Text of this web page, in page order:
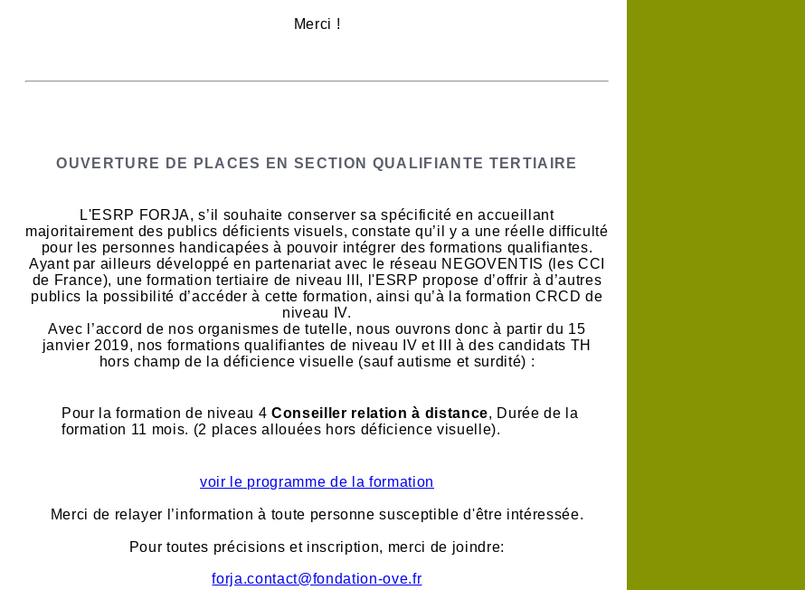
Merci !
OUVERTURE DE PLACES EN SECTION QUALIFIANTE TERTIAIRE
L'ESRP FORJA, s’il souhaite conserver sa spécificité en accueillant
majoritairement des publics déficients visuels, constate qu’il y a une réelle difficulté
pour les personnes handicapées à pouvoir intégrer des formations qualifiantes.
Ayant par ailleurs développé en partenariat avec le réseau NEGOVENTIS (les CCI
de France), une formation tertiaire de niveau III, l'ESRP propose d’offrir à d’autres
publics la possibilité d’accéder à cette formation, ainsi qu’à la formation CRCD de
niveau IV.
Avec l’accord de nos organismes de tutelle, nous ouvrons donc à partir du 15
janvier 2019, nos formations qualifiantes de niveau IV et III à des candidats TH
hors champ de la déficience visuelle (sauf autisme et surdité) :
Pour la formation de niveau 4 Conseiller relation à distance, Durée de la
formation 11 mois. (2 places allouées hors déficience visuelle).
voir le programme de la formation
Merci de relayer l’information à toute personne susceptible d'être intéressée.
Pour toutes précisions et inscription, merci de joindre:
forja.contact@fondation-ove.fr